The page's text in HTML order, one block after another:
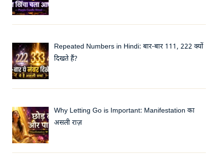
Repeated Numbers in Hindi: बार-बार 111, 222 क्यों
दिखते हैं?
Why Letting Go is Important: Manifestation का
असली राज़